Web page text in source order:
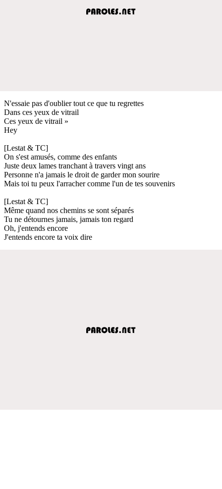
N'essaie pas d'oublier tout ce que tu regrettes
Dans ces yeux de vitrail
Ces yeux de vitrail »
Hey
[Lestat & TC]
On s'est amusés, comme des enfants
Juste deux lames tranchant à travers vingt ans
Personne n'a jamais le droit de garder mon sourire
Mais toi tu peux l'arracher comme l'un de tes souvenirs
[Lestat & TC]
Même quand nos chemins se sont séparés
Tu ne détournes jamais, jamais ton regard
Oh, j'entends encore
J'entends encore ta voix dire